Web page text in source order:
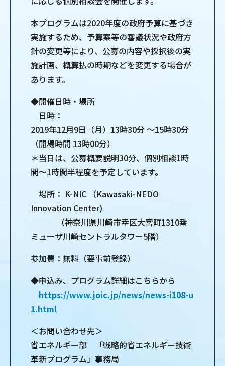
本プログラムは2020年度の政府予算に基づき
実施するため、予算案等の審議状況や政府方
針の変更等により、公募の内容や採択後の実
施計画、概算払の時期などを変更する場合が
あります。
◆開催日時・場所
日時：
2019年12月9日（月）13時30分 ～15時30分
（開場時間 13時00分）
＊当日は、公募概要説明30分、個別相談1時
間～1時間半程度を予定しています。
場所： K-NIC （Kawasaki-NEDO
Innovation Center)
（神奈川県川崎市幸区大宮町1310番
ミューザ川崎セントラルタワー5階）
参加費：無料（要事前登録）
◆申込み、プログラム詳細はこちらから
https://www.joic.jp/news/news-i108-u
1.html
＜お問い合わせ先＞
省エネルギー部 「戦略的省エネルギー技術
革新プログラム」事務局